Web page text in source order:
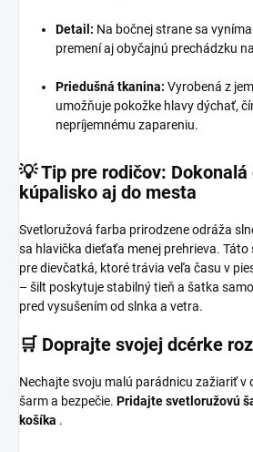
Detail: Na bočnej strane sa vyníma
premení aj obyčajnú prechádzku
Priedušná tkanina: Vyrobená z
umožňuje pokožke hlavy dýchať,
nepríjemnému zapareniu.
💡 Tip pre rodičov: Dokonalá
kúpalisko aj do mesta
Svetloružová farba prirodzene odráža
sa hlavička dieťaťa menej prehrieva.
pre dievčatká, ktoré trávia veľa času v
– šilt poskytuje stabilný tieň a šatka
pred vysušením od slnka a vetra.
🛒 Doprajte svojej dcérke
Nechajte svoju malú parádnicu zažiariť v
šarm a bezpečie. Pridajte svetloružovú
košíka .